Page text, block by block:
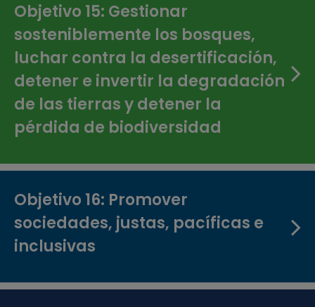
Objetivo 15: Gestionar
sosteniblemente los bosques,
luchar contra la desertificación,
detener e invertir la degradación
de las tierras y detener la
pérdida de biodiversidad
Objetivo 16: Promover
sociedades, justas, pacíficas e
inclusivas